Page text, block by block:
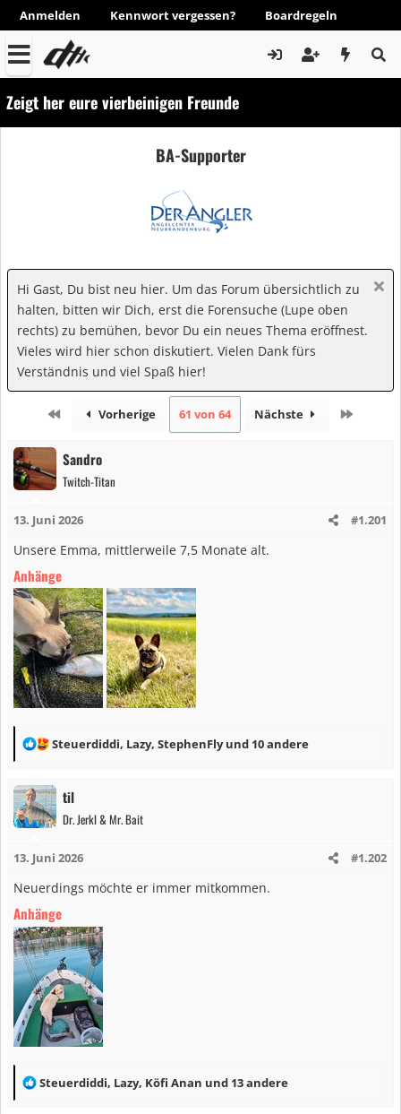
Anmelden Kennwort vergessen? Boardregeln
Zeigt her eure vierbeinigen Freunde
BA-Supporter
Hi Gast, Du bist neu hier. Um das Forum übersichtlich zu
halten, bitten wir Dich, erst die Forensuche (Lupe oben
rechts) zu bemühen, bevor Du ein neues Thema eröffnest.
Vieles wird hier schon diskutiert. Vielen Dank fürs
Verständnis und viel Spaß hier!
Erste Vorherige 61 von 64 Nächste
Sandro
Twitch-Titan
13. Juni 2026 #1.201
Unsere Emma, mittlerweile 7,5 Monate alt.
Anhänge
R
a
k
t
o
n
n
:
Steuerdiddi, Lazy, StephenFlyund 10 andere
til
Dr. Jerkl & Mr. Bait
13. Juni 2026 #1.202
Neuerdings möchte er immer mitkommen.
Anhänge
R
Steuerdiddi, Lazy, Köfi Anan und 13 andere